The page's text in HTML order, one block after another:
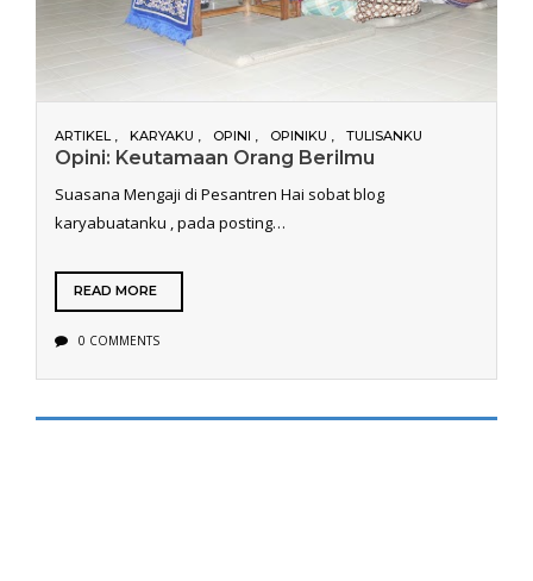
ARTIKEL KARYAKU OPINI OPINIKU TULISANKU
Opini: Keutamaan Orang Berilmu
Suasana Mengaji di Pesantren Hai sobat blog
karyabuatanku , pada posting…
READ MORE
0 COMMENTS